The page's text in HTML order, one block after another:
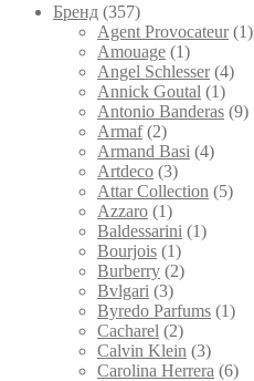
Брeнд (357)
Agent Provocateur (1)
Amouage (1)
Angel Schlesser (4)
Annick Goutal (1)
Antonio Banderas (9)
Armaf (2)
Armand Basi (4)
Artdeco (3)
Attar Collection (5)
Azzaro (1)
Baldessarini (1)
Bourjois (1)
Burberry (2)
Bvlgari (3)
Byredo Parfums (1)
Cacharel (2)
Calvin Klein (3)
Carolina Herrera (6)